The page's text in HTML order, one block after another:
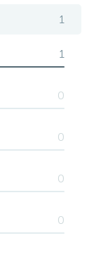
1
1
0
0
0
0